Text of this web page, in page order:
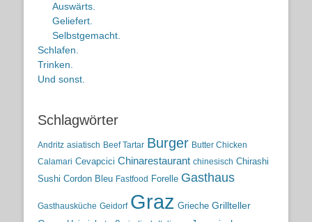
Auswärts.
Geliefert.
Selbstgemacht.
Schlafen.
Trinken.
Und sonst.
Schlagwörter
Andritz asiatisch Beef Tartar Burger Butter Chicken
Calamari Cevapcici Chinarestaurant chinesisch Chirashi
Sushi Cordon Bleu Fastfood Forelle Gasthaus
Gasthausküche Geidorf Graz Grieche Grillteller